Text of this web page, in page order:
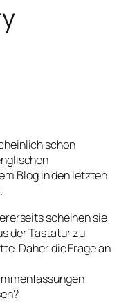
schon
Blog in den letzten
scheinen sie
der Tastatur zu
Daher die Frage an